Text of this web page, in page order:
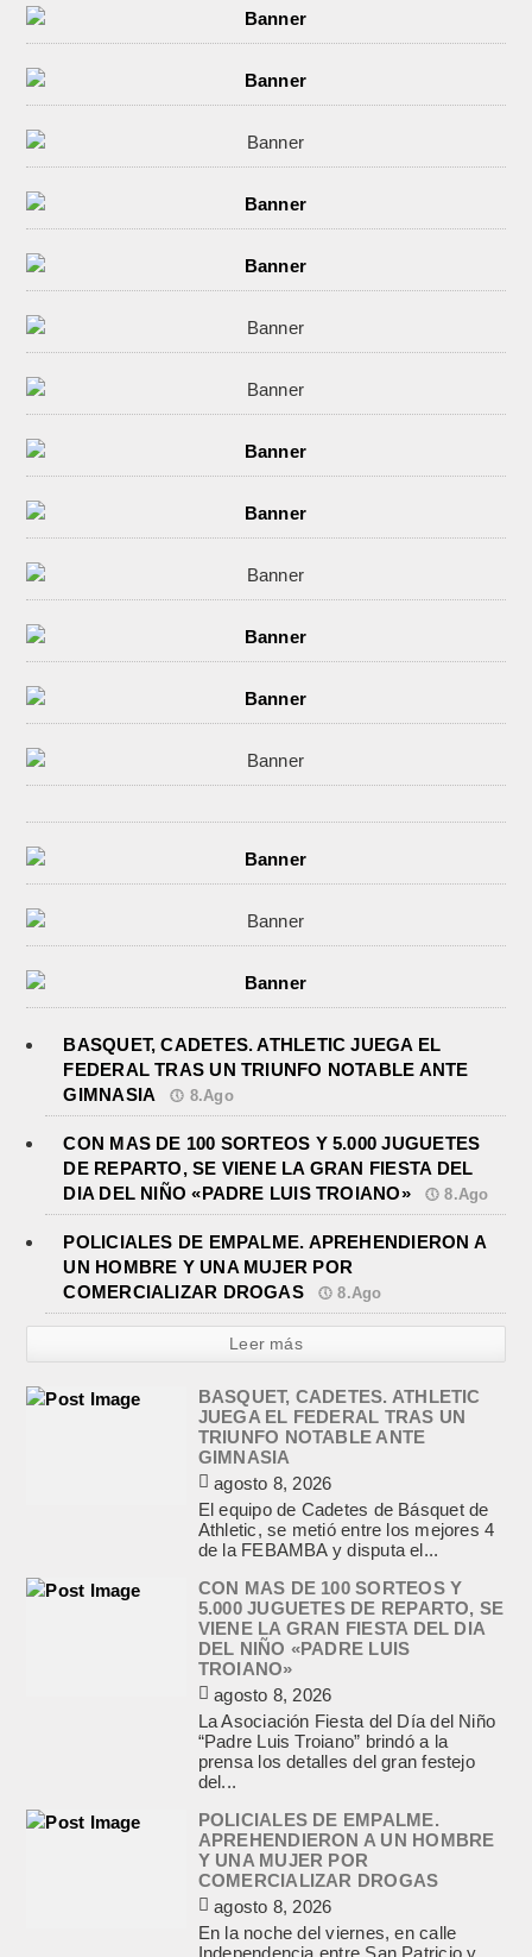
BASQUET, CADETES. ATHLETIC JUEGA EL
FEDERAL TRAS UN TRIUNFO NOTABLE ANTE
GIMNASIA
8.Ago
CON MAS DE 100 SORTEOS Y 5.000 JUGUETES
DE REPARTO, SE VIENE LA GRAN FIESTA DEL
DIA DEL NIÑO «PADRE LUIS TROIANO»
8.Ago
POLICIALES DE EMPALME. APREHENDIERON A
UN HOMBRE Y UNA MUJER POR
COMERCIALIZAR DROGAS
8.Ago
Leer más
BASQUET, CADETES. ATHLETIC
JUEGA EL FEDERAL TRAS UN
TRIUNFO NOTABLE ANTE
GIMNASIA
agosto 8, 2026
El equipo de Cadetes de Básquet de
Athletic, se metió entre los mejores 4
de la FEBAMBA y disputa el...
CON MAS DE 100 SORTEOS Y
5.000 JUGUETES DE REPARTO, SE
VIENE LA GRAN FIESTA DEL DIA
DEL NIÑO «PADRE LUIS
TROIANO»
agosto 8, 2026
La Asociación Fiesta del Día del Niño
“Padre Luis Troiano” brindó a la
prensa los detalles del gran festejo
del...
POLICIALES DE EMPALME.
APREHENDIERON A UN HOMBRE
Y UNA MUJER POR
COMERCIALIZAR DROGAS
agosto 8, 2026
En la noche del viernes, en calle
Independencia entre San Patricio y